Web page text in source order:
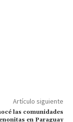
Artículo siguiente
las comunidades
en Paraguay